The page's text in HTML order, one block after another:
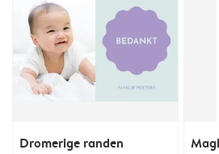
Dromerige randen